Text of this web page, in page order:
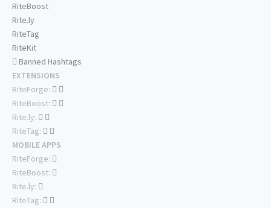
RiteBoost
Rite.ly
RiteTag
RiteKit
Banned Hashtags
EXTENSIONS
RiteForge:
RiteBoost:
Rite.ly:
RiteTag:
MOBILE APPS
RiteForge:
RiteBoost:
Rite.ly:
RiteTag: